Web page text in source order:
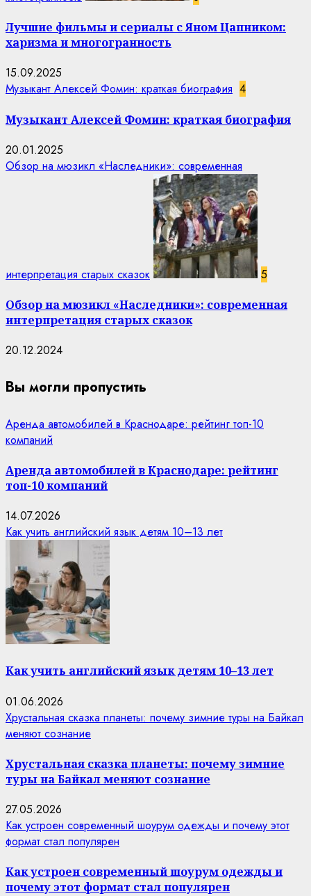
Лучшие фильмы и сериалы с Яном Цапником:
харизма и многогранность
15.09.2025
Музыкант Алексей Фомин: краткая биография 4
Музыкант Алексей Фомин: краткая биография
20.01.2025
Обзор на мюзикл «Наследники»: современная
интерпретация старых сказок 5
Обзор на мюзикл «Наследники»: современная
интерпретация старых сказок
20.12.2024
Вы могли пропустить
Аренда автомобилей в Краснодаре: рейтинг топ-10
компаний
Аренда автомобилей в Краснодаре: рейтинг
топ-10 компаний
14.07.2026
Как учить английский язык детям 10–13 лет
Как учить английский язык детям 10–13 лет
01.06.2026
Хрустальная сказка планеты: почему зимние туры на Байкал
меняют сознание
Хрустальная сказка планеты: почему зимние
туры на Байкал меняют сознание
27.05.2026
Как устроен современный шоурум одежды и почему этот
формат стал популярен
Как устроен современный шоурум одежды и
почему этот формат стал популярен